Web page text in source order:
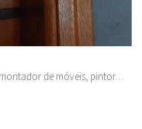
de móveis, pintor…